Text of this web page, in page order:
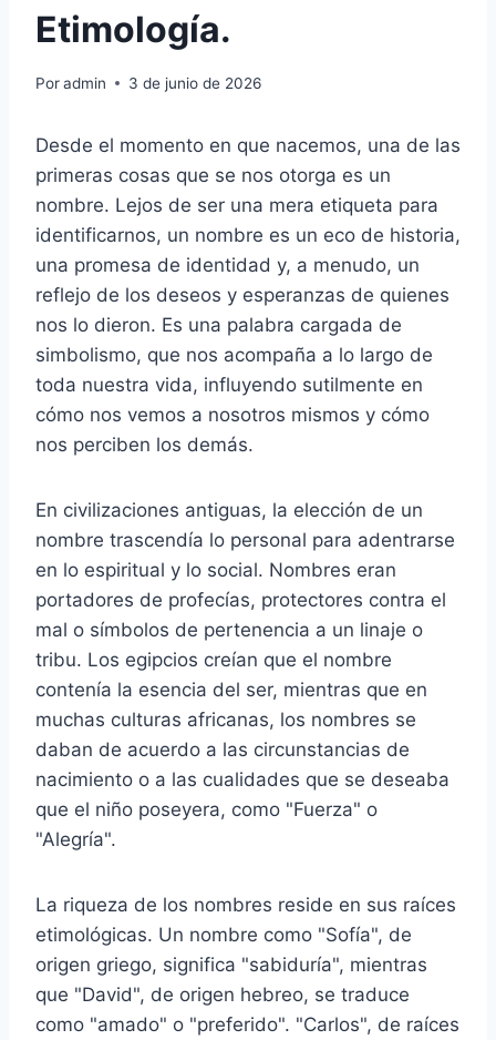
Etimología.
Poradmin 3 de junio de 2026
Desde el momento en que nacemos, una de las
primeras cosas que se nos otorga es un
nombre. Lejos de ser una mera etiqueta para
identificarnos, un nombre es un eco de historia,
una promesa de identidad y, a menudo, un
reflejo de los deseos y esperanzas de quienes
nos lo dieron. Es una palabra cargada de
simbolismo, que nos acompaña a lo largo de
toda nuestra vida, influyendo sutilmente en
cómo nos vemos a nosotros mismos y cómo
nos perciben los demás.
En civilizaciones antiguas, la elección de un
nombre trascendía lo personal para adentrarse
en lo espiritual y lo social. Nombres eran
portadores de profecías, protectores contra el
mal o símbolos de pertenencia a un linaje o
tribu. Los egipcios creían que el nombre
contenía la esencia del ser, mientras que en
muchas culturas africanas, los nombres se
daban de acuerdo a las circunstancias de
nacimiento o a las cualidades que se deseaba
que el niño poseyera, como "Fuerza" o
"Alegría".
La riqueza de los nombres reside en sus raíces
etimológicas. Un nombre como "Sofía", de
origen griego, significa "sabiduría", mientras
que "David", de origen hebreo, se traduce
como "amado" o "preferido". "Carlos", de raíces